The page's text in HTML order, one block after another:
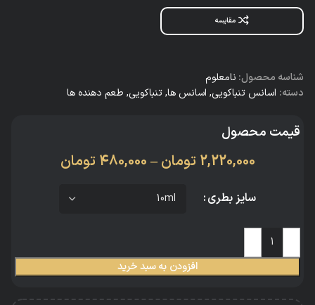
مقایسه
شناسه محصول: نامعلوم
دسته: اسانس تنباکویی, اسانس‌ ها,تنباکویی, طعم دهنده ها
قیمت محصول
2,220,000 تومان –
480,000 تومان
سایز بطری
افزودن به سبد خرید